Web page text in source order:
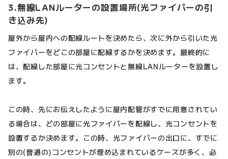
3.無線LANルーターの設置場所(光ファイバーの引
き込み先)
屋外から屋内への配線ルートを決めたら、次に外から引いた光
ファイバーをどこの部屋に配線するかを決めます。最終的に
は、配線した部屋に光コンセントと無線LANルーターを設置し
ます。
この時、先にお伝えしたように屋内配管がすでに用意されてい
る場合は、どの部屋に光ファイバーを配線し、光コンセントを
設置するか決めます。この時、光ファイバーの出口に、すでに
別の(普通の)コンセントが埋め込まれているケースが多く、必